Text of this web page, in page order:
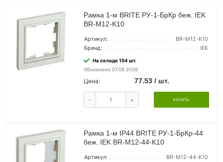
Рамка 1-м BRITE РУ-1-БрКр беж. IEK
BR-M12-K10
Артикул:
BR-M12-K10
Бренд:
IEK
На складе 154 шт.
Обновлено 07.08.2026
Цена: 77.53 / шт.
- + КУПИТЬ
Рамка 1-м IP44 BRITE РУ-1-БрКр-44
беж. IEK BR-M12-44-K10
Артикул:
BR-M12-44-K10